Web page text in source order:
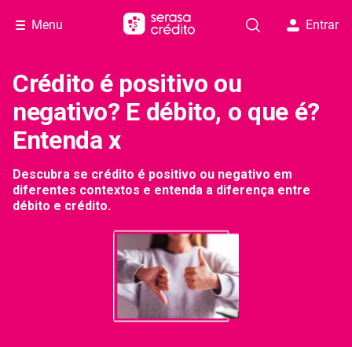
Menu Entrar
Crédito é positivo ou
negativo? E débito, o que é?
Entenda x
Descubra se crédito é positivo ou negativo em
diferentes contextos e entenda a diferença entre
débito e crédito.